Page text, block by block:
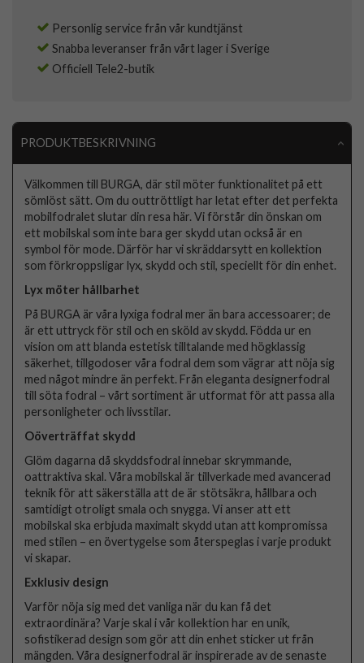
Personlig service från vår kundtjänst
Snabba leveranser från vårt lager i Sverige
Officiell Tele2-butik
PRODUKTBESKRIVNING
Välkommen till BURGA, där stil möter funktionalitet på ett
sömlöst sätt. Om du outtröttligt har letat efter det perfekta
mobilfodralet slutar din resa här. Vi förstår din önskan om
ett mobilskal som inte bara ger skydd utan också är en
symbol för mode. Därför har vi skräddarsytt en kollektion
som förkroppsligar lyx, skydd och stil, speciellt för din enhet.
Lyx möter hållbarhet
På BURGA är våra lyxiga fodral mer än bara accessoarer; de
är ett uttryck för stil och en sköld av skydd. Födda ur en
vision om att blanda estetisk tilltalande med högklassig
säkerhet, tillgodoser våra fodral dem som vägrar att nöja sig
med något mindre än perfekt. Från eleganta designerfodral
till söta fodral – vårt sortiment är utformat för att passa alla
personligheter och livsstilar.
Oöverträffat skydd
Glöm dagarna då skyddsfodral innebar skrymmande,
oattraktiva skal. Våra mobilskal är tillverkade med avancerad
teknik för att säkerställa att de är stötsäkra, hållbara och
samtidigt otroligt smala och snygga. Vi anser att ett
mobilskal ska erbjuda maximalt skydd utan att kompromissa
med stilen – en övertygelse som återspeglas i varje produkt
vi skapar.
Exklusiv design
Varför nöja sig med det vanliga när du kan få det
extraordinära? Varje skal i vår kollektion har en unik,
sofistikerad design som gör att din enhet sticker ut från
mängden. Våra designerfodral är inspirerade av de senaste